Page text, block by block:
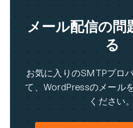
メール配信の問
る
お気に入りのSMTPプロ
て、WordPressのメール
ください。